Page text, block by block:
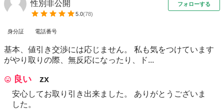
性別非公開
5.0(78)
フォローする
身分証 電話番号
基本、値引き交渉には応じません。 私も気をつけています
がやり取りの際、無反応になったり、ド...
良い zx
安心してお取り引き出来ました。 ありがとうございま
した。